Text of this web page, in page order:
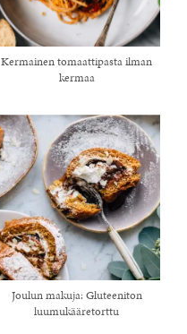
healthy living + good
Kermainen tomaattipasta ilman
kermaa
Joulun makuja: Gluteeniton
luumukääretorttu